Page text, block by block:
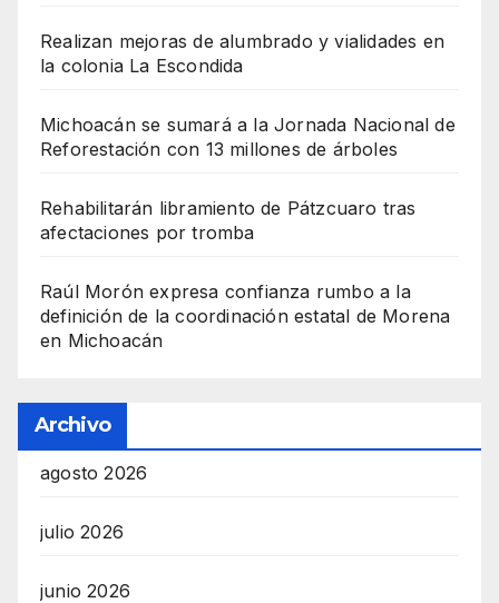
Realizan mejoras de alumbrado y vialidades en
la colonia La Escondida
Michoacán se sumará a la Jornada Nacional de
Reforestación con 13 millones de árboles
Rehabilitarán libramiento de Pátzcuaro tras
afectaciones por tromba
Raúl Morón expresa confianza rumbo a la
definición de la coordinación estatal de Morena
en Michoacán
Archivo
agosto 2026
julio 2026
junio 2026